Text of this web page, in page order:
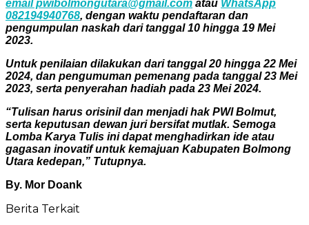
email pwibolmongutara@gmail.com atau WhatsApp
082194940768, dengan waktu pendaftaran dan
pengumpulan naskah dari tanggal 10 hingga 19 Mei
2023.
Untuk penilaian dilakukan dari tanggal 20 hingga 22 Mei
2024, dan pengumuman pemenang pada tanggal 23 Mei
2023, serta penyerahan hadiah pada 23 Mei 2024.
“Tulisan harus orisinil dan menjadi hak PWI Bolmut,
serta keputusan dewan juri bersifat mutlak. Semoga
Lomba Karya Tulis ini dapat menghadirkan ide atau
gagasan inovatif untuk kemajuan Kabupaten Bolmong
Utara kedepan,” Tutupnya.
By. Mor Doank
Berita Terkait